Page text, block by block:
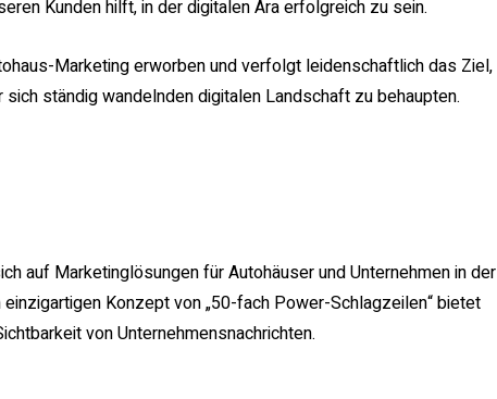
Kunden hilft, in der digitalen Ära erfolgreich zu sein.
Marketing erworben und verfolgt leidenschaftlich das Ziel,
ständig wandelnden digitalen Landschaft zu behaupten.
auf Marketinglösungen für Autohäuser und Unternehmen in der
Konzept von „50-fach Power-Schlagzeilen“ bietet
von Unternehmensnachrichten.